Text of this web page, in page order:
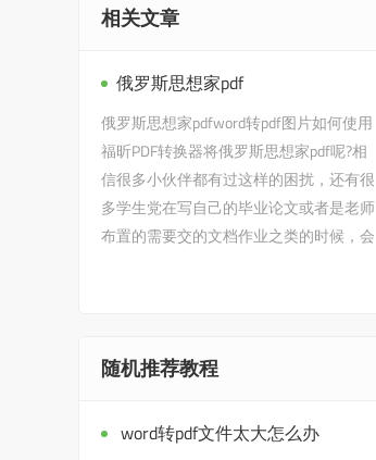
相关文章
俄罗斯思想家pdf
俄罗斯思想家pdfword转pdf图片如何使用
福昕PDF转换器将俄罗斯思想家pdf呢?相
信很多小伙伴都有过这样的困扰，还有很
多学生党在写自己的毕业论文或者是老师
布置的需要交的文档作业之类的时候，会
随机推荐教程
word转pdf文件太大怎么办